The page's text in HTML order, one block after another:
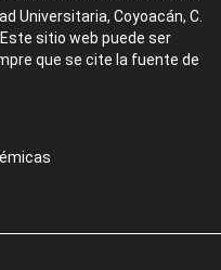
Universitaria, Coyoacán, C.
Este sitio web puede ser
que se cite la fuente de